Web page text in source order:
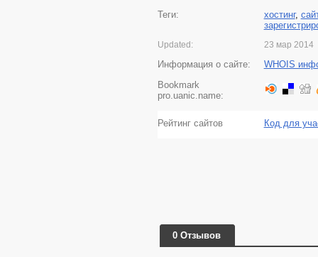
Теги:
хостинг,
Updated: 23 мар 2014
Информация о сайте:
WHOIS
Bookmark
pro.uanic.name:
Рейтинг сайтов Код для
0 Отзывов